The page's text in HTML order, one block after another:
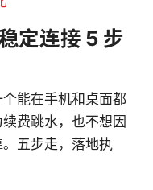
定连接 5 步
能在手机和桌面都
费跳水，也不想因
五步走，落地执